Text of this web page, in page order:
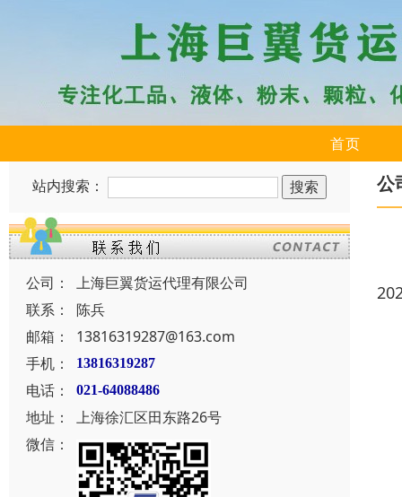
首页
站内搜索：
公司：
上海巨翼货运代理有限公司
联系：
陈兵
邮箱：
13816319287@163.com
手机：
13816319287
电话： 021-64088486
地址：
上海徐汇区田东路26号
微信：
公